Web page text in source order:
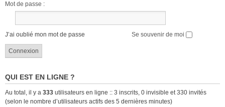
Mot de passe :
J’ai oublié mon mot de passe Se souvenir de moi
QUI EST EN LIGNE ?
Au total, il y a 333 utilisateurs en ligne :: 3 inscrits, 0 invisible et 330 invités
(selon le nombre d’utilisateurs actifs des 5 dernières minutes)